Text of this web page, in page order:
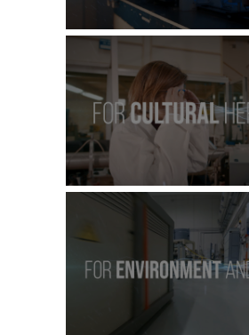
Guarda il video
Guarda il video